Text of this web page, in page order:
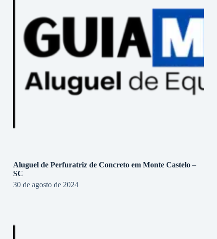
Aluguel de Perfuratriz de Concreto em Monte Castelo –
SC
30 de agosto de 2024